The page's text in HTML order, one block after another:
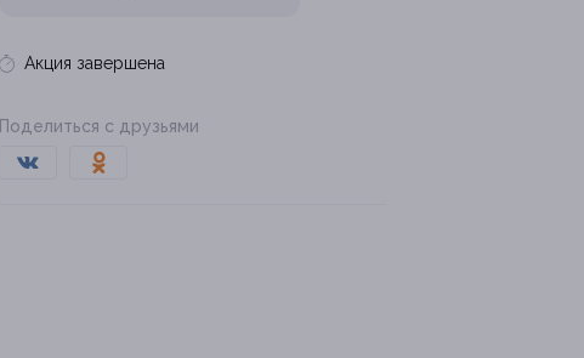
Акция завершена
Поделиться с друзьями